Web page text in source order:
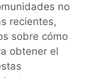
no
recientes,
sobre cómo
obtener el